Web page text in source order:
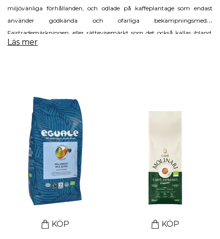
miljövänliga förhållanden, och odlade på kaffeplantage som endast
använder godkända och ofarliga bekämpningsmedel.
Fairtrademärkningen, eller rättevisemärkt som det också kallas ibland,
säkerställer att de anställda som kaffeplantagen får skäliga löner och att
Läs mer
KÖP KÖP